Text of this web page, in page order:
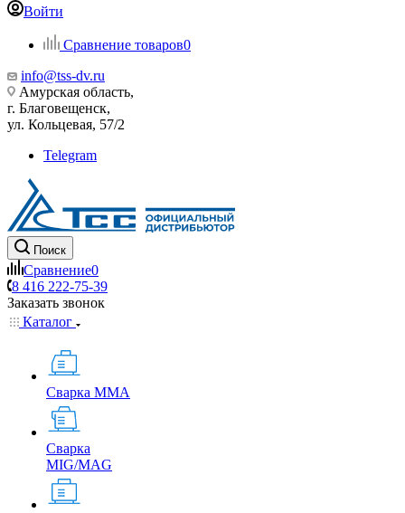
Войти
Сравнение товаров0
info@tss-dv.ru
Амурская область,
г. Благовещенск,
ул. Кольцевая, 57/2
Telegram
Поиск
Сравнение0
8 416 222-75-39
Заказать звонок
Каталог
Сварка MMA
Сварка
MIG/MAG